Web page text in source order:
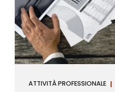
ATTIVITÀ PROFESSIONALE